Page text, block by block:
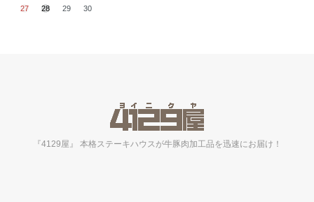
27 28 29 30
『4129屋』 本格ステーキハウスが牛豚肉加工品を迅速にお届け！